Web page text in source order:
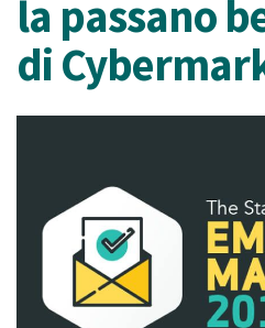
la passano
di